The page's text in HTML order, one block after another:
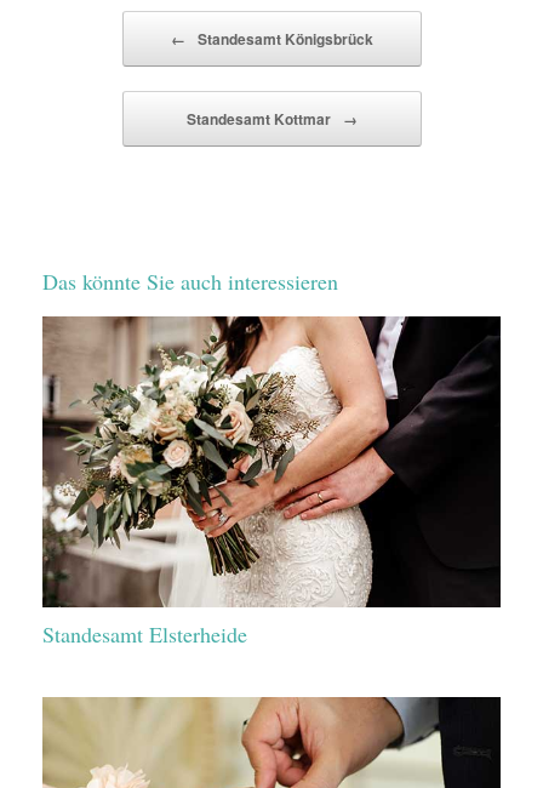
← Standesamt Königsbrück
Standesamt Kottmar →
Das könnte Sie auch interessieren
Standesamt Elsterheide